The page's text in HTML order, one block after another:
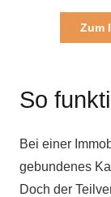
Zum
So
Bei einer
gebundenes
Doch der